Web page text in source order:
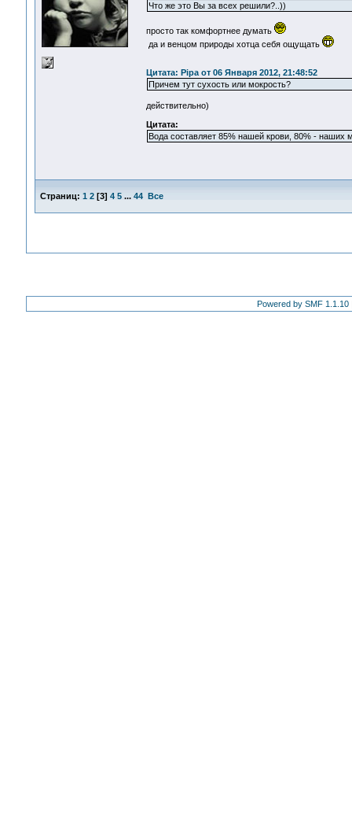
Что же это Вы за всех решили?..))
просто так комфортнее думать
да и венцом природы хотца себя ощущать
Цитата: Pipa от 06 Января 2012, 21:48:52
Причем тут сухость или мокрость?
действительно)
Цитата:
Вода составляет 85% нашей крови, 80% - наших
Страниц: 1 2[3] 4 5 ... 44 Все
Powered by SMF 1.1.10